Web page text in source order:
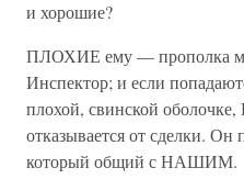
и хорошие?
ПЛОХИЕ ему — прополка
Инспектор; и если
плохой, свинской оболочке,
отказывается от сделки.
который общий с НАШИМ.